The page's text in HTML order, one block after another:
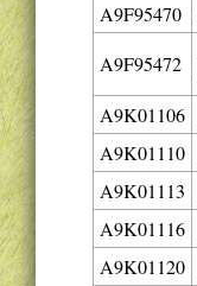
A9F95470
A9F95472
A9K01106
A9K01110
A9K01113
A9K01116
A9K01120